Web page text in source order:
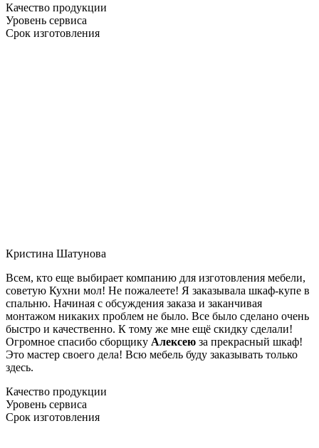
Качество продукции
Уровень сервиса
Срок изготовления
Кристина Шатунова
Всем, кто еще выбирает компанию для изготовления мебели,
советую Кухни мол! Не пожалеете! Я заказывала шкаф-купе в
спальню. Начиная с обсуждения заказа и заканчивая
монтажом никаких проблем не было. Все было сделано очень
быстро и качественно. К тому же мне ещё скидку сделали!
Огромное спасибо сборщику Алексею за прекрасный шкаф!
Это мастер своего дела! Всю мебель буду заказывать только
здесь.
Качество продукции
Уровень сервиса
Срок изготовления